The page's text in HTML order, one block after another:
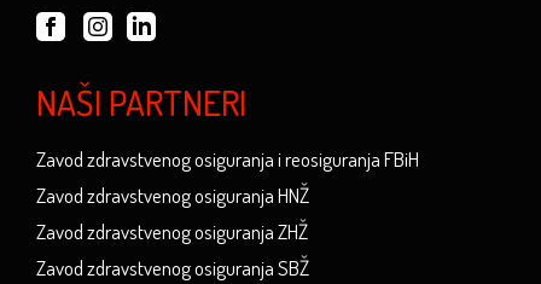
NAŠI PARTNERI
Zavod zdravstvenog osiguranja i reosiguranja FBiH
Zavod zdravstvenog osiguranja HNŽ
Zavod zdravstvenog osiguranja ZHŽ
Zavod zdravstvenog osiguranja SBŽ